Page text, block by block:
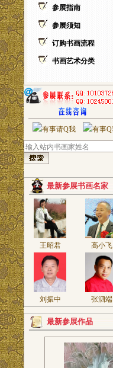
参展指南
参展须知
订购书画流程
书画艺术分类
最新参展书画名家
王昭君 高小飞
刘振中 张泗端
最新参展作品